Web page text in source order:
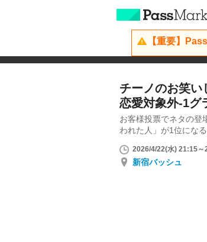
【重要】
チーノのお笑い
恋愛対象外-1グ
お客様投票でネタの登
われた人」が1位にな
2026/4/22(水) 21:15
新宿バッシュ